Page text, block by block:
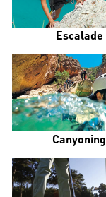
Escalade
Canyoning